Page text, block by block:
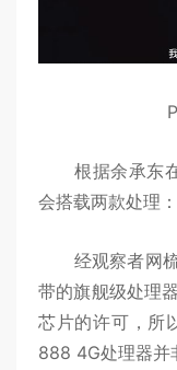
根据余承东在
会搭载两款处理
经观察者网梳
带的旗舰级处理
芯片的许可，所
888 4G处理器并